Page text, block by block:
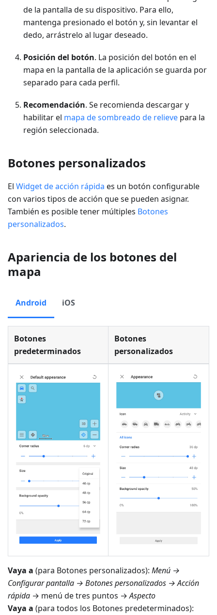
de la pantalla de su dispositivo. Para ello,
mantenga presionado el botón y, sin levantar el
dedo, arrástrelo al lugar deseado.
Posición del botón. La posición del botón en el
mapa en la pantalla de la aplicación se guarda por
separado para cada perfil.
Recomendación. Se recomienda descargar y
habilitar el mapa de sombreado de relieve para la
región seleccionada.
Botones personalizados
El Widget de acción rápida es un botón configurable
con varios tipos de acción que se pueden asignar.
También es posible tener múltiples Botones
personalizados.
Apariencia de los botones del
mapa
Android iOS
Botones
predeterminados
Botones
personalizados
Vaya a (para Botones personalizados): Menú →
Configurar pantalla → Botones personalizados → Acción
rápida → menú de tres puntos →Aspecto
Vaya a (para todos los Botones predeterminados):